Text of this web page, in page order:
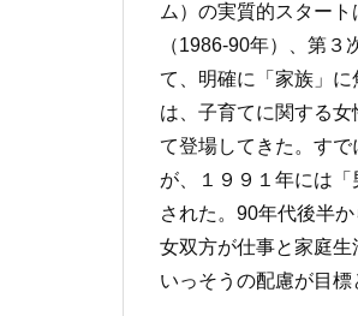
ム）の実質的スター
（1986-90年）、第
て、明確に「家族」
は、子育てに関する
て登場してきた。す
が、１９９１年には
された。90年代後半
女双方が仕事と家庭
いっそうの配慮が目標